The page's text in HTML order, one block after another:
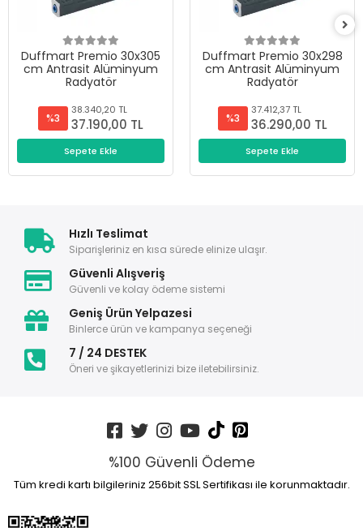
Duffmart Premio 30x305
cm Antrasit Alüminyum
Radyatör
%3
38.340,20 TL
37.190,00 TL
Sepete Ekle
Duffmart Premio 30x298
cm Antrasit Alüminyum
Radyatör
%3
37.412,37 TL
36.290,00 TL
Sepete Ekle
Hızlı Teslimat
Siparişleriniz en kısa sürede elinize ulaşır.
Güvenli Alışveriş
Güvenli ve kolay ödeme sistemi
Geniş Ürün Yelpazesi
Binlerce ürün ve kampanya seçeneği
7 / 24 DESTEK
Öneri ve şikayetlerinizi bize iletebilirsiniz.
%100 Güvenli Ödeme
Tüm kredi kartı bilgileriniz 256bit SSL Sertifikası ile korunmaktadır.